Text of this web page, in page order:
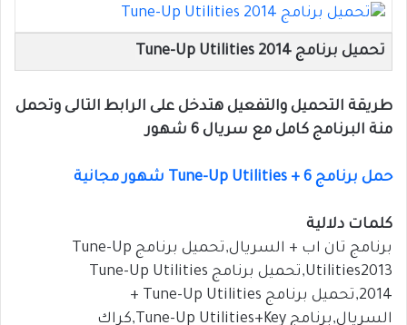
تحميل برنامج Tune-Up Utilities 2014
طريقة التحميل والتفعيل هتدخل على الرابط التالى وتحمل
منة البرنامج كامل مع سريال 6 شهور
حمل برنامج Tune-Up Utilities + 6 شهور مجانية
كلمات دلالية
برنامج تان اب + السريال,تحميل برنامج Tune-Up
Utilities2013,تحميل برنامج Tune-Up Utilities
2014,تحميل برنامج Tune-Up Utilities +
السريال,برنامج Tune-Up Utilities+Key,كراك